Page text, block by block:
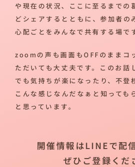
や現在の状況、ここに至るまでの
どシェアするとともに、参加者の
心配ごとをみんなで共有する場で
zoomの声も画面もOFFのままコ
ただいても大丈夫です。このお話
でも気持ちが楽になったり、不登
こんな感じなんだなぁと知っても
と思っています。
開催情報はLINEで配
ぜひご登録くだ